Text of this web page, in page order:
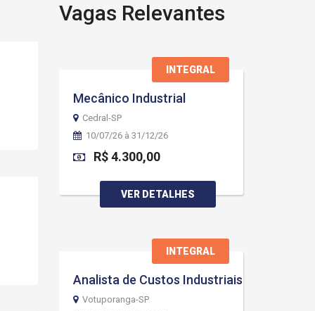
Vagas Relevantes
INTEGRAL
Mecânico Industrial
Cedral-SP
10/07/26 à 31/12/26
R$ 4.300,00
VER DETALHES
INTEGRAL
Analista de Custos Industriais
Votuporanga-SP